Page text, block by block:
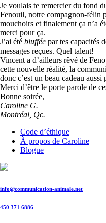
Je voulais te remercier du fond
Fenouil, notre compagnon-félin
mouchoirs et finalement ça n’a
merci pour ça.
J’ai été bluffée par tes capacités
messages reçues. Quel talent!
Vincent a d’ailleurs rêvé de
cette nouvelle réalité, la
donc c’est un beau cadeau aussi
Merci d’être le porte parole de
Bonne soirée,
Caroline G.
Montréal, Qc.
Code d’éthique
À propos de Caroline
Blogue
info@communication-animale.net
450 371 6886